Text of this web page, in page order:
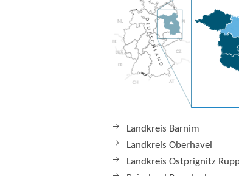
Landkreis Barnim
Landkreis Oberhavel
Landkreis Ostprignitz